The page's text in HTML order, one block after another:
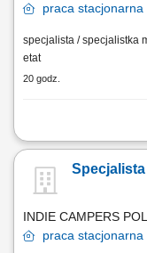
praca stacjonarna
specjalista / specjalistka
etat
20 godz.
Zakres obowiązków:
IAM dla nowych
związanym z segregacją
Specjalista
INDIE CAMPERS
praca stacjonarna